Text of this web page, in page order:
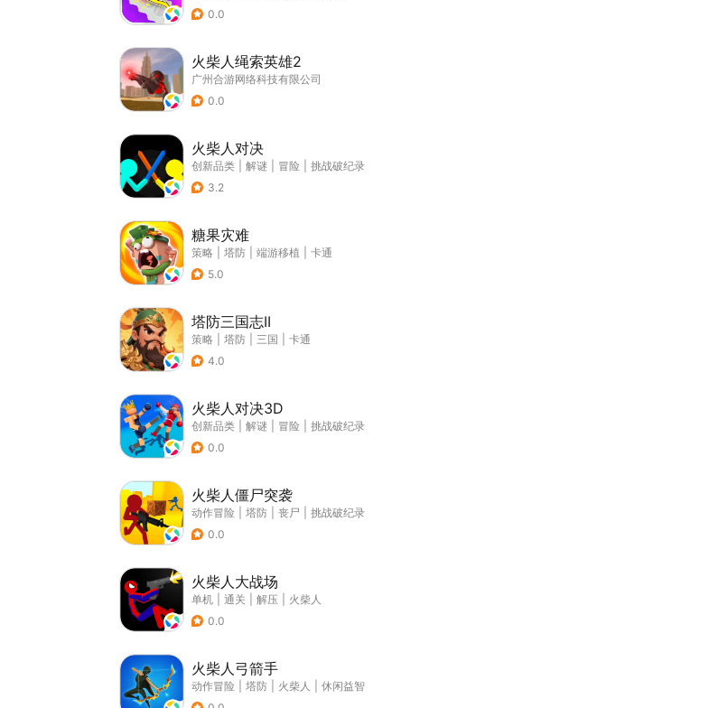
0.0
火柴人绳索英雄2
广州合游网络科技有限公司
0.0
火柴人对决
创新品类 解谜 冒险
挑战破纪录
3.2
糖果灾难
策略 塔防 端游移植
卡通
5.0
塔防三国志II
策略 塔防 三国
卡通
4.0
火柴人对决3D
创新品类 解谜 冒险
挑战破纪录
0.0
火柴人僵尸突袭
动作冒险 塔防 丧尸
挑战破纪录
0.0
火柴人大战场
单机 通关 解压
火柴人
0.0
火柴人弓箭手
动作冒险 塔防 火柴人
休闲益智